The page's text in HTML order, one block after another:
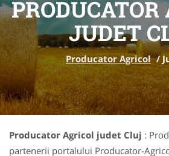
PRODUCATOR
JUDET
Producator Agricol /
Producator Agricol judet Cluj :
partenerii portalului Producator-